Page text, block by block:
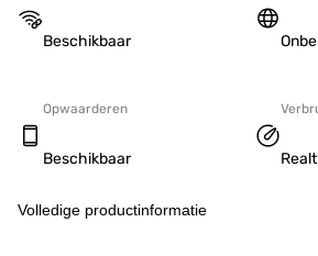
Beschikbaar
Opwaarderen
Beschikbaar
Volledige productinformatie